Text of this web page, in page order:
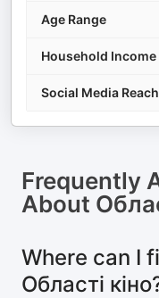
Age Range
Household Income
Social Media Reach
Frequently
About
Where can I
Області